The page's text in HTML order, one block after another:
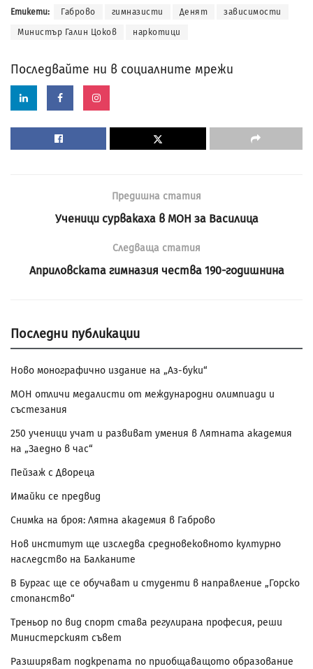
Етикети: Габрово гимназисти Денят зависимости
Министър Галин Цоков наркотици
Последвайте ни в социалните мрежи
Предишна статия
Ученици сурвакаха в МОН за Василица
Следваща статия
Априловската гимназия чества 190-годишнина
Последни публикации
Ново монографично издание на „Аз-буки“
МОН отличи медалисти от международни олимпиади и
състезания
250 ученици учат и развиват умения в Лятната академия
на „Заедно в час“
Пейзаж с Двореца
Имайки се предвид
Снимка на броя: Лятна академия в Габрово
Нов институт ще изследва средновековното културно
наследство на Балканите
В Бургас ще се обучават и студенти в направление „Горско
стопанство“
Треньор по вид спорт става регулирана професия, реши
Министерският съвет
Разширяват подкрепата по приобщаващото образование